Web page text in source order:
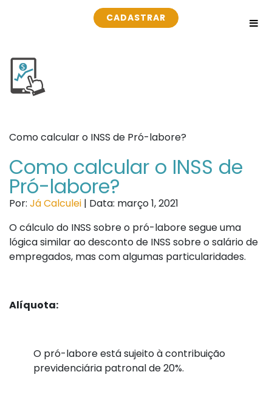
CADASTRAR
Como calcular o INSS de Pró-labore?
Como calcular o INSS de
Pró-labore?
Por: Já Calculei | Data: março 1, 2021
O cálculo do INSS sobre o pró-labore segue uma
lógica similar ao desconto de INSS sobre o salário de
empregados, mas com algumas particularidades.
Alíquota:
O pró-labore está sujeito à contribuição
previdenciária patronal de 20%.